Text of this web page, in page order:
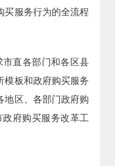
买服务行为的全流程
市直各部门和各区县
模板和政府购买服务
地区、各部门政府购
府购买服务改革工